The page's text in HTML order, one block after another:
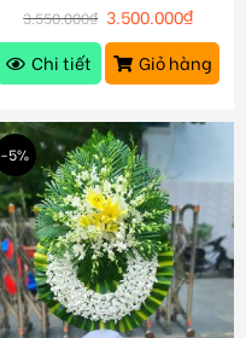
3.550.000₫ 3.500.000₫
Chi tiết
Giỏ hàng
-5%